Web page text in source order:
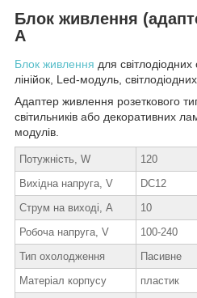
Блок живлення
А
Блок живлення для світлодіодних
лінійок, Led-модуль,
Адаптер живлення розеткового
світильників або декоративних
модулів.
Потужність, W
120
Вихідна напруга, V
DC12
Струм на виході, А
10
Робоча напруга, V
100-240
Тип охолодження
Пасивне
Матеріал корпусу
пластик